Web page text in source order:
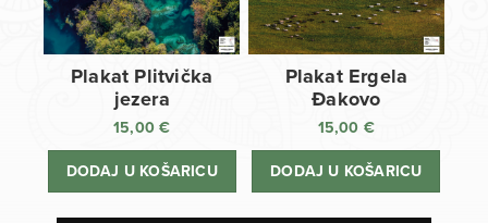
Plakat Plitvička
jezera
15,00€
DODAJ U KOŠARICU
Plakat Ergela
Đakovo
15,00 €
DODAJ U KOŠARICU